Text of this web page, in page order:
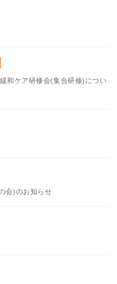
和ケア研修会(集合研修)につい
会)のお知らせ